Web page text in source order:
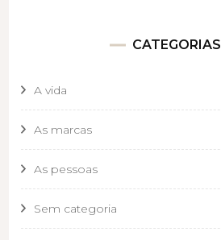
CATEGORIAS
A vida
As marcas
As pessoas
Sem categoria